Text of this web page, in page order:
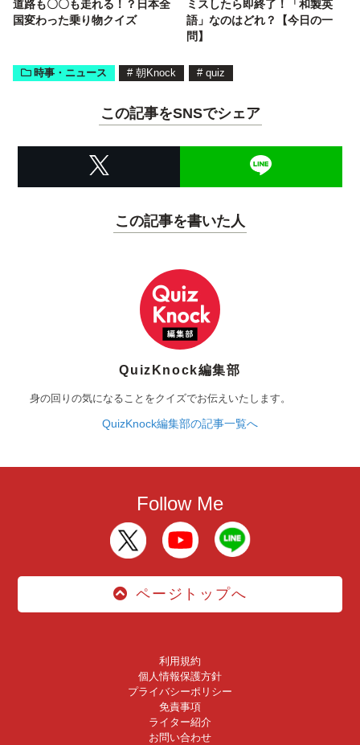
道路も〇〇も走れる！？日本全
国変わった乗り物クイズ
ミスしたら即終了！「和製英
語」なのはどれ？【今日の一
問】
時事・ニュース # 朝Knock # quiz
この記事をSNSでシェア
この記事を書いた人
QuizKnock編集部
身の回りの気になることをクイズでお伝えいたします。
QuizKnock編集部の記事一覧へ
Follow Me
ページトップへ
利用規約
個人情報保護方針
プライバシーポリシー
免責事項
ライター紹介
お問い合わせ